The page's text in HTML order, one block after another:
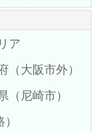
ア
（大阪市外）
（尼崎市）